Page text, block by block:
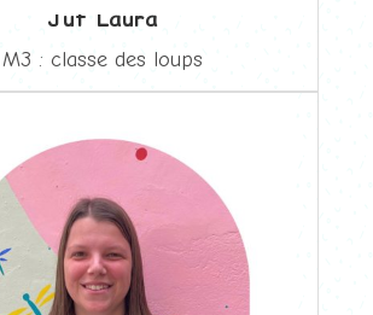
Juf Laura
M3 : classe des loups